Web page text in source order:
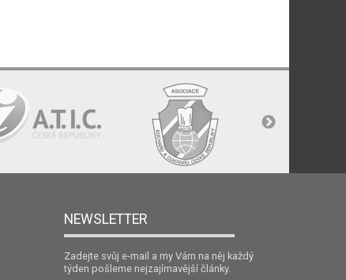
NEWSLETTER
Zadejte svůj e-mail a my Vám na něj každý
týden pošleme nejzajímavější články.